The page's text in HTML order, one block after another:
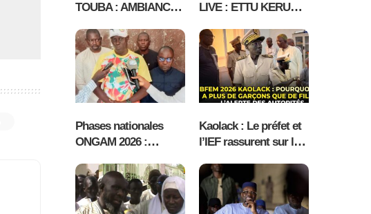
TOUBA : AMBIANCE
GRANDE MOSQUEE
LIVE : ETTU KERU
2026 AVEC OUSTAZ
BAYE GUEYE
Phases nationales
ONGAM 2026 :
défi logistique (CRD)
Kaolack : Le préfet et
l’IEF rassurent sur le
examens et appellent
à renforcer la
scolarisation des